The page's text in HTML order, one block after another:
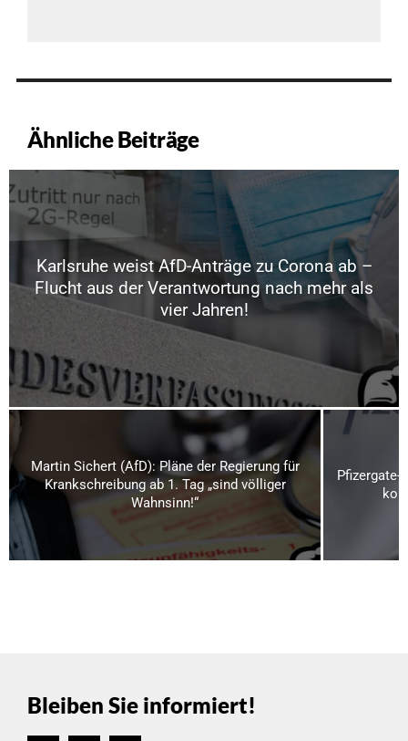
Ähnliche Beiträge
Karlsruhe weist AfD-Anträge zu Corona ab –
Flucht aus der Verantwortung nach mehr als
vier Jahren!
Martin Sichert (AfD): Pläne der Regierung für
Krankschreibung ab 1. Tag „sind völliger
Wahnsinn!“
Pfizergate-
Bleiben Sie informiert!